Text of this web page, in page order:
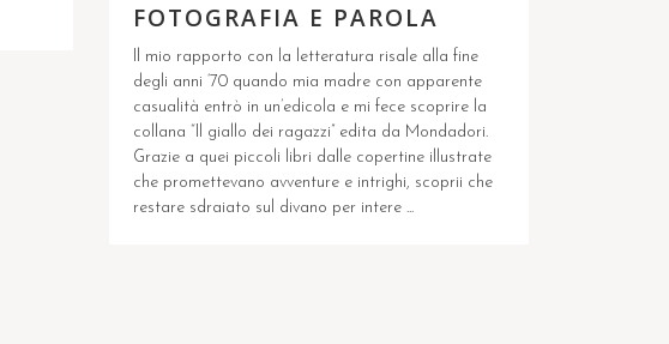
FOTOGRAFIA E PAROLA
Il mio rapporto con la letteratura risale alla fine
degli anni ‘70 quando mia madre con apparente
casualità entrò in un’edicola e mi fece scoprire la
collana “Il giallo dei ragazzi” edita da Mondadori.
Grazie a quei piccoli libri dalle copertine illustrate
che promettevano avventure e intrighi, scoprii che
restare sdraiato sul divano per intere ...